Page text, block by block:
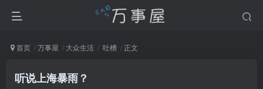
首页 万事屋 大众生活 吐槽 正文
听说上海暴雨？